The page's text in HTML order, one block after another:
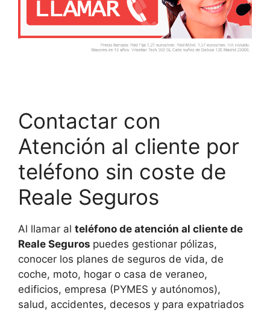
Contactar con
Atención al cliente por
teléfono sin coste de
Reale Seguros
Al llamar al teléfono de atención al cliente de
Reale Seguros puedes gestionar pólizas,
conocer los planes de seguros de vida, de
coche, moto, hogar o casa de veraneo,
edificios, empresa (PYMES y autónomos),
salud, accidentes, decesos y para expatriados